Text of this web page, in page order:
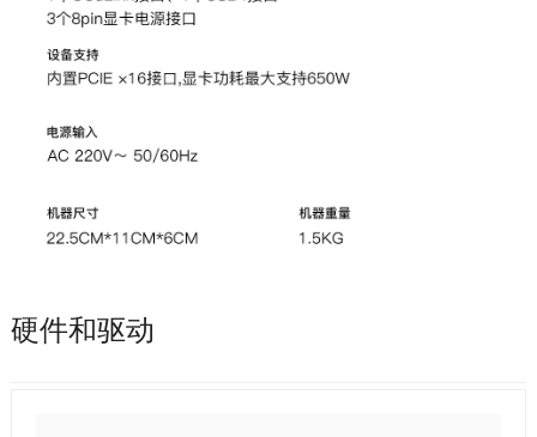
硬件和驱动